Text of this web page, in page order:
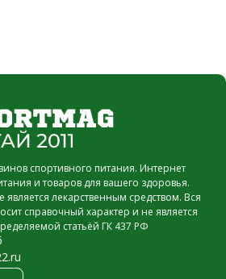
спортивного питания. Интернет
и товаров для вашего здоровья.
является лекарственным средством. Вся
справочный характер и не является
статьёй ГК 437 РФ